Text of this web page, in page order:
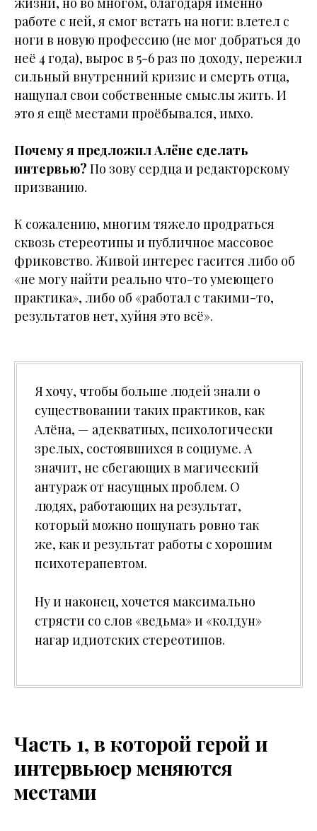
работе с ней, я смог встать на ноги: влетел с
ноги в новую профессию (не мог добраться до
неё 4 года), вырос в 5-6 раз по доходу, пережил
сильный внутренний кризис и смерть отца,
нащупал свои собственные смыслы жить. И
это я ещё местами проёбывался, имхо.
Почему я предложил Алёне сделать
интервью? По зову сердца и редакторскому
призванию.
К сожалению, многим тяжело продраться
сквозь стереотипы и публичное массовое
фриковство. Живой интерес гасится либо об
«не могу найти реально что-то умеющего
практика», либо об «работал с такими-то,
результатов нет, хуйня это всё».
Я хочу, чтобы больше людей знали о
существовании таких практиков, как
Алёна, — адекватных, психологически
зрелых, состоявшихся в социуме. А
значит, не сбегающих в магический
антураж от насущных проблем. О
людях, работающих на результат,
который можно пощупать ровно так
же, как и результат работы с хорошим
психотерапевтом.
Ну и наконец, хочется максимально
стрясти со слов «ведьма» и «колдун»
нагар идиотских стереотипов.
Часть 1, в которой герой и
интервьюер меняются
местами